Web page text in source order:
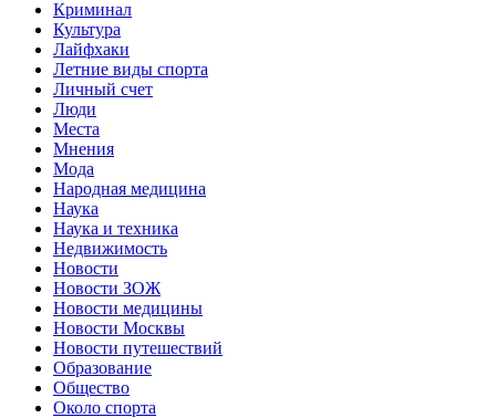
Криминал
Культура
Лайфхаки
Летние виды спорта
Личный счет
Люди
Места
Мнения
Мода
Народная медицина
Наука
Наука и техника
Недвижимость
Новости
Новости ЗОЖ
Новости медицины
Новости Москвы
Новости путешествий
Образование
Общество
Около спорта